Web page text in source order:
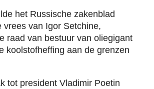
het Russische zakenblad
vrees van Igor Setchine,
raad van bestuur van oliegigant
koolstofheffing aan de grenzen
tot president Vladimir Poetin